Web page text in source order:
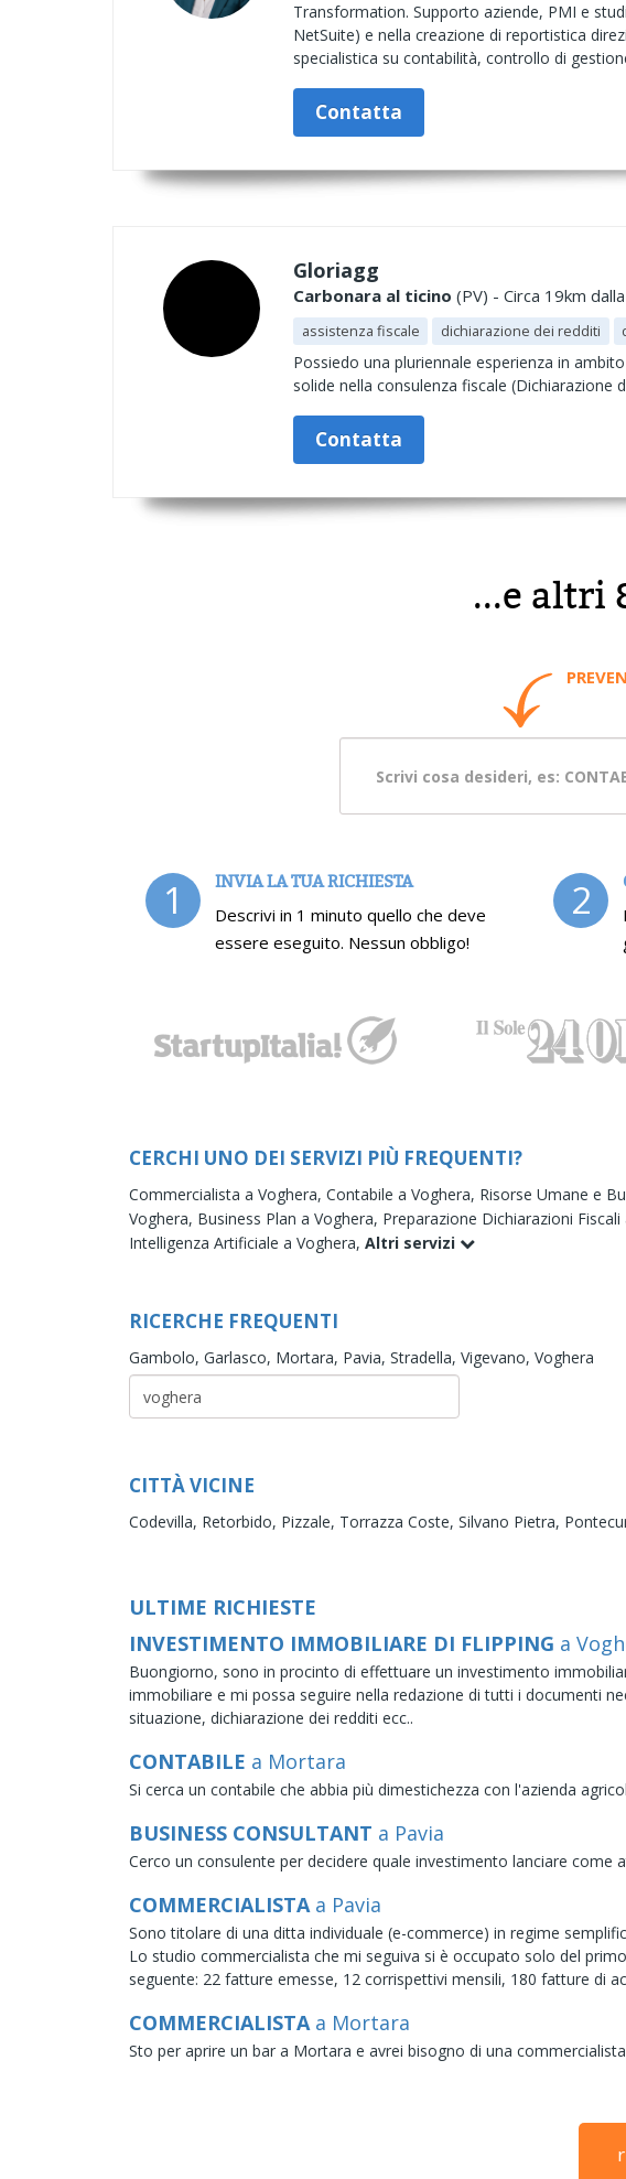
Transformation. Supporto aziende, PMI e
NetSuite) e nella creazione di reportistica
specialistica su contabilità, controllo di
Contatta
Gloriagg
Carbonara al ticino (PV) - Circa 19km
assistenza fiscale dichiarazione dei redditi
Possiedo una pluriennale esperienza in
solide nella consulenza fiscale
Contatta
...e altri
1 INVIA LA TUA RICHIESTA
Descrivi in 1 minuto quello che deve
essere eseguito. Nessun obbligo!
2
CERCHI UNO DEI SERVIZI PIÙ FREQUENTI?
Commercialista a Voghera, Contabile a Voghera, Risorse Umane e
Voghera, Business Plan a Voghera, Preparazione Dichiarazioni Fiscali
Intelligenza Artificiale a Voghera, Altri servizi
RICERCHE FREQUENTI
Gambolo, Garlasco, Mortara, Pavia, Stradella, Vigevano, Voghera
CITTÀ VICINE
Codevilla, Retorbido, Pizzale, Torrazza Coste, Silvano Pietra,
ULTIME RICHIESTE
INVESTIMENTO IMMOBILIARE DI FLIPPING a
Buongiorno, sono in procinto di effettuare un investimento
immobiliare e mi possa seguire nella redazione di tutti i documenti
situazione, dichiarazione dei redditi ecc..
CONTABILE a Mortara
Si cerca un contabile che abbia più dimestichezza con l'azienda
BUSINESS CONSULTANT a Pavia
Cerco un consulente per decidere quale investimento lanciare
COMMERCIALISTA a Pavia
Sono titolare di una ditta individuale (e-commerce) in regime
Lo studio commercialista che mi seguiva si è occupato solo del
seguente: 22 fatture emesse, 12 corrispettivi mensili, 180 fatture di
COMMERCIALISTA a Mortara
Sto per aprire un bar a Mortara e avrei bisogno di una